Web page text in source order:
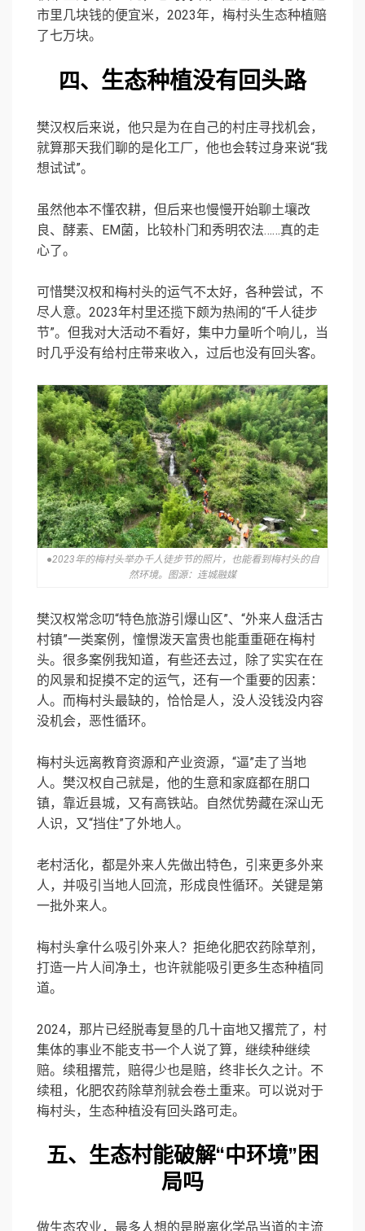
市里几块钱的便宜米，2023年，梅村头生态种植赔
了七万块。
四、 生态种植没有回头路
樊汉权后来说，他只是为在自己的村庄寻找机会，
就算那天我们聊的是化工厂，他也会转过身来说“我
想试试”。
虽然他本不懂农耕，但后来也慢慢开始聊土壤改
良、酵素、 EM菌，比较朴门和秀明农法……真的走
心了。
可惜樊汉权和梅村头的运气不太好，各种尝试，不
尽人意。2023年村里还揽下颇为热闹的“千人徒步
节”。但我对大活动不看好，集中力量听个响儿，当
时几乎没有给村庄带来收入，过后也没有回头客。
●2023年的梅村头举办千人徒步节的照片，也能看到梅村头的自
然环境。图源：连城融媒
樊汉权常念叨“特色旅游引爆山区”、“外来人盘活古
村镇”一类案例，憧憬泼天富贵也能重重砸在梅村
头。很多案例我知道，有些还去过，除了实实在在
的风景和捉摸不定的运气，还有一个重要的因素：
人。而梅村头最缺的，恰恰是人，没人没钱没内容
没机会，恶性循环。
梅村头远离教育资源和产业资源，“逼”走了当地
人。樊汉权自己就是，他的生意和家庭都在朋口
镇，靠近县城，又有高铁站。自然优势藏在深山无
人识，又“挡住”了外地人。
老村活化，都是外来人先做出特色，引来更多外来
人，并吸引当地人回流，形成良性循环。关键是第
一批外来人。
梅村头拿什么吸引外来人？拒绝化肥农药除草剂，
打造一片人间净土，也许就能吸引更多生态种植同
道。
2024，那片已经脱毒复垦的几十亩地又撂荒了，村
集体的事业不能支书一个人说了算，继续种继续
赔。续租撂荒，赔得少也是赔，终非长久之计。不
续租，化肥农药除草剂就会卷土重来。可以说对于
梅村头，生态种植没有回头路可走。
五、生态村能破解“中环境”困
局吗
做生态农业，最多人想的是脱离化学品当道的主流